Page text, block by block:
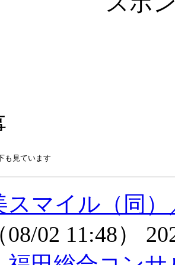
も見ています
スマイル（同
08/02 11:48）